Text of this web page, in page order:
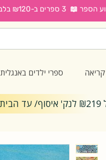
3 ספרים ב-₪120 בלבד!
ספרי ילדים באנגלית